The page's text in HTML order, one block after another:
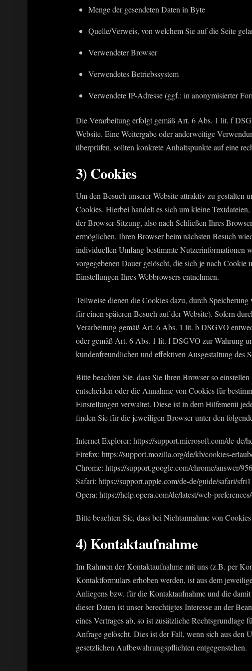
Menge der gesendeten Daten in Byte
Quelle/Verweis, von welchem Sie auf die Seite
Verwendeter Browser
Verwendetes Betriebssystem
Verwendete IP-Adresse (ggf.: in anonymisierter
Die Verarbeitung erfolgt gemäß Art. 6 Abs. 1 lit. f
Website. Eine Weitergabe oder anderweitige
überprüfen, sollten konkrete Anhaltspunkte auf eine
3) Cookies
Um den Besuch unserer Website attraktiv zu gestalten
Cookies. Hierbei handelt es sich um kleine
der Browser-Sitzung, also nach Schließen Ihres
ermöglichen, Ihren Browser beim nächsten Besuch
individuellen Umfang bestimmte Nutzerinformationen
vorgegebenen Dauer gelöscht, die sich je nach
Einstellungen Ihres Webbrowsers entnehmen.
Teilweise dienen die Cookies dazu, durch
für einen späteren Besuch auf der Website). Sofern
Verarbeitung gemäß Art. 6 Abs. 1 lit. b DSGVO
oder gemäß Art. 6 Abs. 1 lit. f DSGVO zur Wahrung
kundenfreundlichen und effektiven Ausgestaltung des
Bitte beachten Sie, dass Sie Ihren Browser so
entscheiden oder die Annahme von Cookies für
Einstellungen verwaltet. Diese ist in dem Hilfemenü
finden Sie für die jeweiligen Browser unter den
Internet Explorer: https://support.microsoft.com/de-de/
Firefox: https://support.mozilla.org/de/kb/cookies-
Chrome: https://support.google.com/chrome/answer/
Safari: https://support.apple.com/de-de/guide/safari/
Opera: https://help.opera.com/de/latest/web-
Bitte beachten Sie, dass bei Nichtannahme von
4) Kontaktaufnahme
Im Rahmen der Kontaktaufnahme mit uns (z.B. per
Kontaktformulars erhoben werden, ist aus dem
Anliegens bzw. für die Kontaktaufnahme und die
dieser Daten ist unser berechtigtes Interesse an der
eines Vertrages ab, so ist zusätzliche
Anfrage gelöscht. Dies ist der Fall, wenn sich aus den
gesetzlichen Aufbewahrungspflichten entgegenstehen.